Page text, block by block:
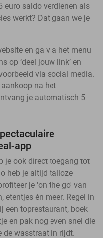
euro saldo verdienen als
werkt? Dat gaan we je
en ga via het menu
op ‘deel jouw link’ en
via social media.
na het
je automatisch 5
app
je ook direct toegang tot
heb je altijd talloze
je 'on the go' van
etentjes én meer. Regel in
een toprestaurant, boek
en pak nog even snel die
de wasstraat in rijdt.